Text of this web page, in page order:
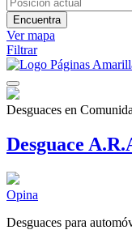
Encuentra
Ver mapa
Filtrar
Desguaces en
Desguace
Opina
Desguaces para